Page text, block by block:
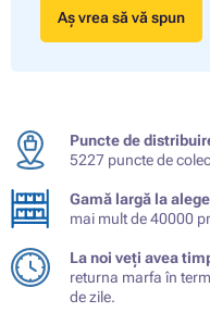
Aș vrea să vă spun
Puncte de
5227 puncte de
Gamă largă la
mai mult de 40000
La noi veți avea
returna marfa în
de zile.